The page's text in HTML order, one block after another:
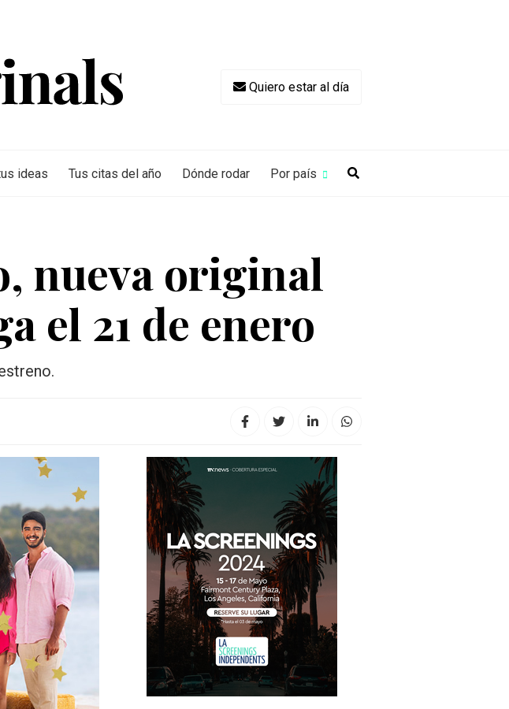
Quiero estar al día
ideas Tus citas del año Dónde rodar Por país
nueva original
el 21 de enero